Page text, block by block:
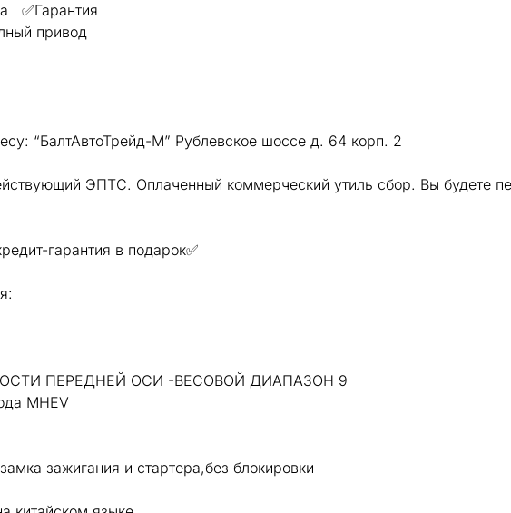
| ✅Гарантия
привод
“БалтАвтоТрейд-М” Рублевское шоссе д. 64 корп. 2
ЭПТС. Оплаченный коммерческий утиль сбор. Вы будете
гарантия в подарок✅
ПЕРЕДНЕЙ ОСИ -ВЕСОВОЙ ДИАПАЗОН 9
MHEV
зажигания и стартера,без блокировки